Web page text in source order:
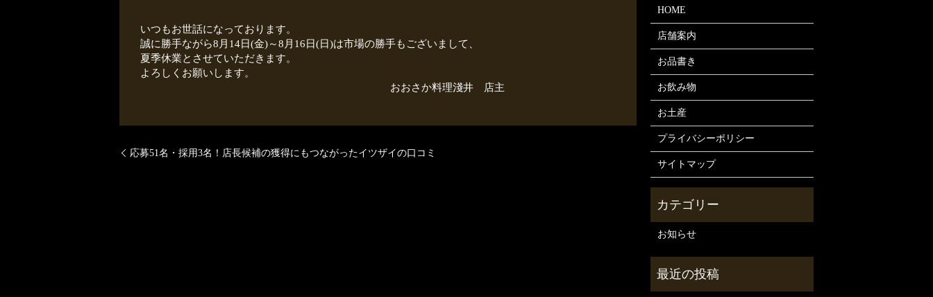
いつもお世話になっております。
誠に勝手ながら8月14日(金)～8月16日(日)は市場の勝手もございまして、
夏季休業とさせていただきます。
よろしくお願いします。
おおさか料理淺井 店主
応募51名・採用3名！店長候補の獲得にもつながったイツザイの口コミ
HOME
店舗案内
お品書き
お飲み物
お土産
プライバシーポリシー
サイトマップ
お知らせ